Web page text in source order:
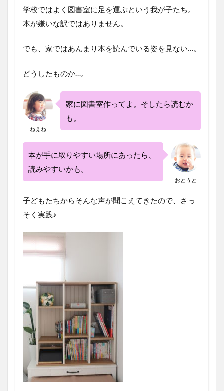
学校ではよく図書室に足を運ぶという我が子たち。
本が嫌いな訳ではありません。
でも、家ではあんまり本を読んでいる姿を見ない…。
どうしたものか…。
ねえね
家に図書室作ってよ。そしたら読むか
も。
おとうと
本が手に取りやすい場所にあったら、
読みやすいかも。
子どもたちからそんな声が聞こえてきたので、さっ
そく実践♪